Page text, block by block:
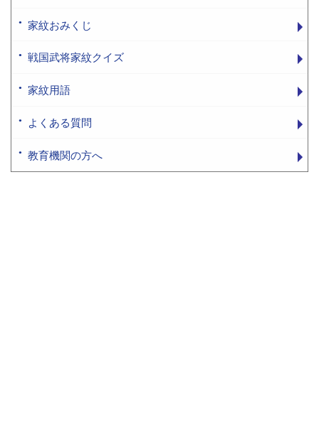
家紋おみくじ
戦国武将家紋クイズ
家紋用語
よくある質問
教育機関の方へ